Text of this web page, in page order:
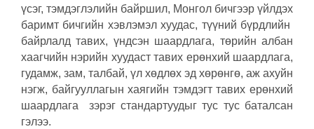
үсэг, тэмдэглэлийн байршил, Монгол бичгээр үйлдэх
баримт бичгийн хэвлэмэл хуудас, түүний бүрдлийн
байрлалд тавих, үндсэн шаардлага, төрийн албан
хаагчийн нэрийн хуудаст тавих ерөнхий шаардлага,
гудамж, зам, талбай, үл хөдлөх эд хөрөнгө, аж ахуйн
нэгж, байгууллагын хаягийн тэмдэгт тавих ерөнхий
шаардлага зэрэг стандартуудыг тус тус баталсан
гэлээ.